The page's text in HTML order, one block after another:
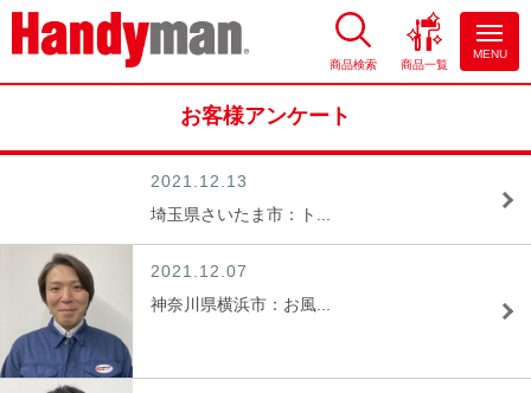
お風呂やキッチンのリフォーム
商品検索 商品一覧
MENU
お客様アンケート
2021.12.13
埼玉県さいたま市：ト...
2021.12.07
神奈川県横浜市：お風...